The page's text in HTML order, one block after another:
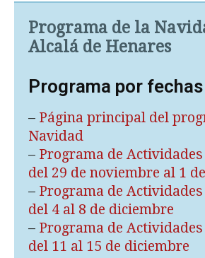
Programa de la
Alcalá de Henares
Programa por fechas
– Página principal del
Navidad
– Programa de
del 29 de noviembre al 1
– Programa de
del 4 al 8 de diciembre
– Programa de
del 11 al 15 de diciembre